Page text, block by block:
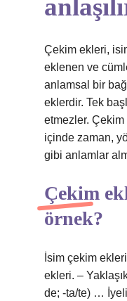
Çekim ekleri,
eklenen ve
anlamsal bir
eklerdir. Tek
etmezler.
içinde zaman,
gibi anlamlar
Çekim
örnek?
İsim çekim
ekleri. –
de; -ta/te) …